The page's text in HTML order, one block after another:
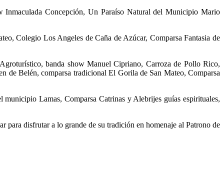
Inmaculada Concepción, Un Paraíso Natural del Municipio Mario
Colegio Los Angeles de Caña de Azúcar, Comparsa Fantasia de
banda show Manuel Cipriano, Carroza de Pollo Rico,
de Belén, comparsa tradicional El Gorila de San Mateo, Comparsa
Lamas, Comparsa Catrinas y Alebrijes guías espirituales,
para disfrutar a lo grande de su tradición en homenaje al Patrono de